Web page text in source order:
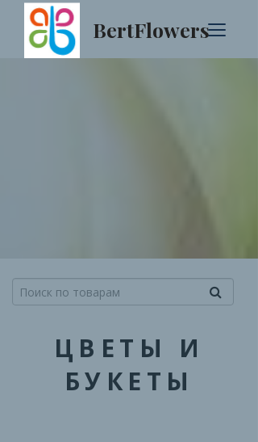
BertFlowers
ЦВЕТЫ И
БУКЕТЫ